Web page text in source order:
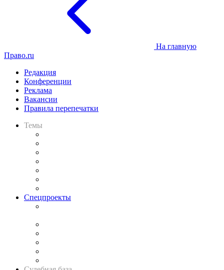
На главную
Право.ru
Редакция
Конференции
Реклама
Вакансии
Правила перепечатки
Темы
Спецпроекты